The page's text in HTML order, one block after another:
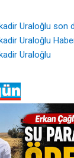
Uraloğlu son
Uraloğlu
Uraloğlu